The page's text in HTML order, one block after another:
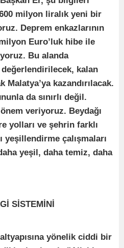
milyon liralık yeni bir
Deprem enkazlarının
Euro’luk hibe ile
Bu alanda
değerlendirilecek, kalan
kazandırılacak.
da sınırlı değil.
veriyoruz. Beydağı
yolları ve şehrin farklı
yeşillendirme çalışmaları
yeşil, daha temiz, daha
SİSTEMİNİ
yönelik ciddi bir